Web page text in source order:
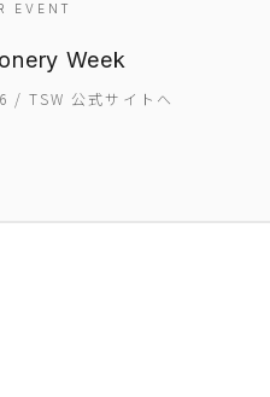
EVENT
Week
/ TSW 公式サイトへ